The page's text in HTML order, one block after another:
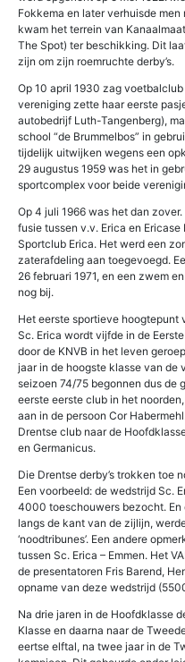
Fokkema en later verhuisde
kwam het terrein van
The Spot) ter beschikking. Dit
zijn om zijn roemruchte derby’s.
Op 10 april 1930 zag
vereniging zette haar eerste
autobedrijf Luth-Tangenberg),
school “de Brummelbos” in
tijdelijk uitwijken wegens een
29 augustus 1959 was het in
sportcomplex voor beide
Op 4 juli 1966 was het dan
fusie tussen v.v. Erica en
Sportclub Erica. Het werd een
zaterafdeling aan toegevoegd.
26 februari 1971, en een zwem
nog bij.
Het eerste sportieve hoogtepunt
Sc. Erica wordt vijfde in de
door de KNVB in het leven
jaar in de hoogste klasse van de
seizoen 74/75 begonnen dus de
eerste eerste club in het
aan in de persoon Cor
Drentse club naar de
en Germanicus.
Die Drentse derby’s trokken toe
Een voorbeeld: de wedstrijd Sc.
4000 toeschouwers bezocht. En
langs de kant van de zijlijn,
‘noodtribunes’. Een andere
tussen Sc. Erica – Emmen. Het
de presentatoren Fris Barend,
opname van deze wedstrijd
Na drie jaren in de Hoofdklasse
Klasse en daarna naar de
eertse elftal, na twee jaar in de